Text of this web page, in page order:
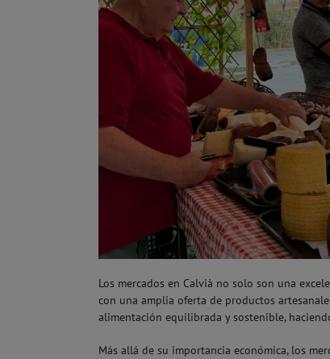
Los mercados en Calvià no solo son una
con una amplia oferta de productos
alimentación equilibrada y sostenible,
Más allá de su importancia económica, los